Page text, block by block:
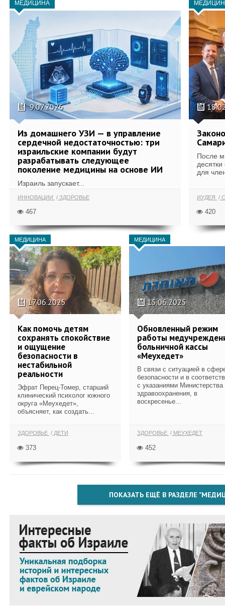
МЕДИЦИНА
9.07.2026
Из домашнего УЗИ — в управление
сердечной недостаточностью: три
израильские компании будут
разрабатывать следующее
поколение медицины на основе ИИ
Израиль запускает...
ИННОВАЦИИ ЗДОРОВЬЕ
467
После
для
ИУДЕЯ
420
МЕДИЦИНА
17.06.2025
Как помочь детям
сохранять спокойствие
и ощущение
безопасности в
нестабильной
реальности
Эфрат Перец-Томер, старший
клинический психолог южного
округа «Меухедет»,
объясняет, как создать...
ЗДОРОВЬЕ ДЕТИ
373
МЕДИЦИНА
15.06.2025
Обновленный режим
работы
больничной кассы
«Меухедет»
В связи с ситуацией в
безопасности и в
с указаниями Министерства
здравоохранения, в
воскресенье...
ЗДОРОВЬЕ МЕУХЕДЕТ
452
ПОКАЗАТЬ ЕЩЁ В РАЗДЕЛЕ